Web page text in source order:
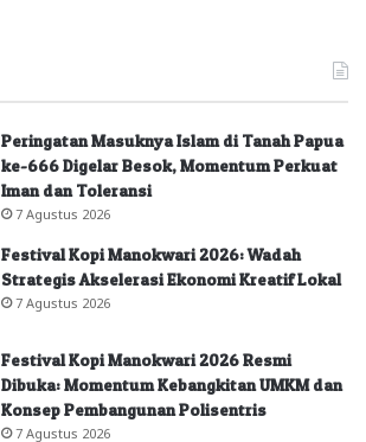
Peringatan Masuknya Islam di Tanah Papua
ke-666 Digelar Besok, Momentum Perkuat
Iman dan Toleransi
7 Agustus 2026
Festival Kopi Manokwari 2026: Wadah
Strategis Akselerasi Ekonomi Kreatif Lokal
7 Agustus 2026
Festival Kopi Manokwari 2026 Resmi
Dibuka: Momentum Kebangkitan UMKM dan
Konsep Pembangunan Polisentris
7 Agustus 2026